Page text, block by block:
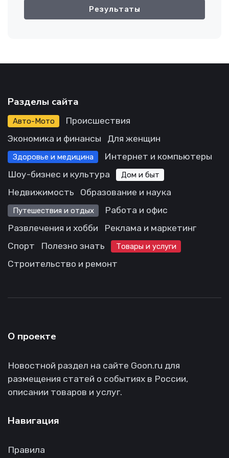
Результаты
Разделы сайта
Авто-Мото
Происшествия
Экономика и финансы
Для женщин
Здоровье и медицина
Интернет и компьютеры
Шоу-бизнес и культура
Дом и быт
Недвижимость Образование и наука
Путешествия и отдых
Работа и офис
Развлечения и хобби
Реклама и маркетинг
Спорт
Полезно знать Товары и услуги
Строительство и ремонт
О проекте
Новостной раздел на сайте Goon.ru для
размещения статей о событиях в России,
описании товаров и услуг.
Навигация
Правила